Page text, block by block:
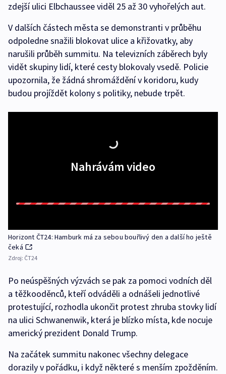
zdejší ulici Elbchaussee viděl 25 až 30 vyhořelých aut.
V dalších částech města se demonstranti v průběhu
odpoledne snažili blokovat ulice a křižovatky, aby
narušili průběh summitu. Na televizních záběrech byly
vidět skupiny lidí, které cesty blokovaly vsedě. Policie
upozornila, že žádná shromáždění v koridoru, kudy
budou projíždět kolony s politiky, nebude trpět.
Nahrávám video
Horizont ČT24: Hamburk má za sebou bouřlivý den a další ho ještě
čeká
Zdroj: ČT24
Po neúspěšných výzvách se pak za pomoci vodních děl
a těžkooděnců, kteří odváděli a odnášeli jednotlivé
protestující, rozhodla ukončit protest zhruba stovky lidí
na ulici Schwanenwik, která je blízko místa, kde nocuje
americký prezident Donald Trump.
Na začátek summitu nakonec všechny delegace
dorazily v pořádku, i když některé s menším zpožděním.